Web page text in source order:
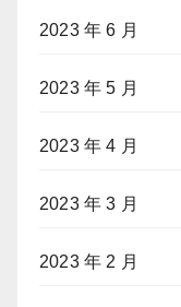
2023 年 6 月
2023 年 5 月
2023 年 4 月
2023 年 3 月
2023 年 2 月